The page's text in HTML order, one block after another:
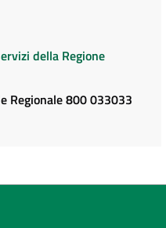
della Regione
Regionale 800 033033